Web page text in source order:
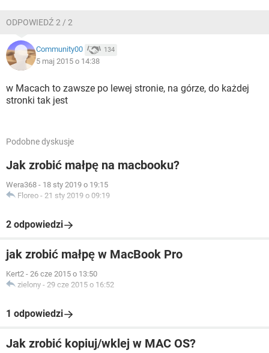
ODPOWIEDŹ 2 / 2
Community00 134
5 maj 2015 o 14:38
w Macach to zawsze po lewej stronie, na górze, do każdej
stronki tak jest
Podobne dyskusje
Jak zrobić małpę na macbooku?
Wera368 - 18 sty 2019 o 19:15
Floreo - 21 sty 2019 o 09:19
2 odpowiedzi
jak zrobić małpę w MacBook Pro
Kert2 - 26 cze 2015 o 13:50
zielony - 29 cze 2015 o 16:52
1 odpowiedzi
Jak zrobić kopiuj/wklej w MAC OS?